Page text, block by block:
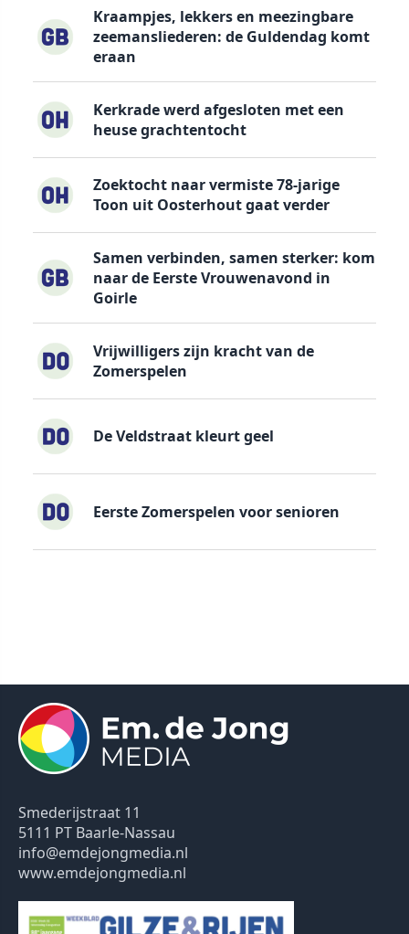
Kraampjes, lekkers en meezingbare
zeemansliederen: de Guldendag komt
eraan
Kerkrade werd afgesloten met een
heuse grachtentocht
Zoektocht naar vermiste 78-jarige
Toon uit Oosterhout gaat verder
Samen verbinden, samen sterker: kom
naar de Eerste Vrouwenavond in
Goirle
Vrijwilligers zijn kracht van de
Zomerspelen
De Veldstraat kleurt geel
Eerste Zomerspelen voor senioren
Smederijstraat 11
5111 PT Baarle-Nassau
info@emdejongmedia.nl
www.emdejongmedia.nl